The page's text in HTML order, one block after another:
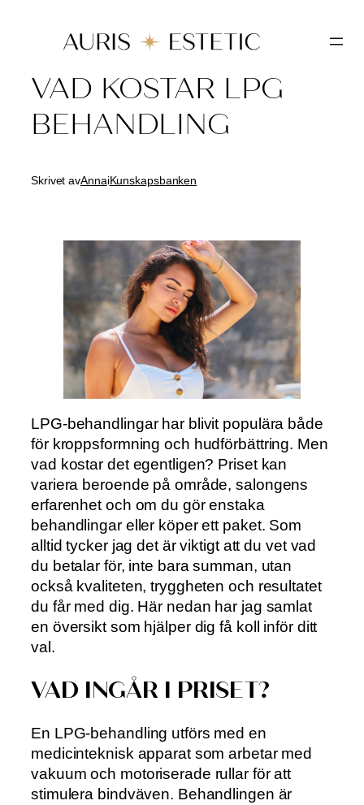
innehåll
VAD KOSTAR LPG
BEHANDLING
Skrivet avAnnaiKunskapsbanken
LPG-behandlingar har blivit populära både
för kroppsformning och hudförbättring. Men
vad kostar det egentligen? Priset kan
variera beroende på område, salongens
erfarenhet och om du gör enstaka
behandlingar eller köper ett paket. Som
alltid tycker jag det är viktigt att du vet vad
du betalar för, inte bara summan, utan
också kvaliteten, tryggheten och resultatet
du får med dig. Här nedan har jag samlat
en översikt som hjälper dig få koll inför ditt
val.
VAD INGÅR I PRISET?
En LPG-behandling utförs med en
medicinteknisk apparat som arbetar med
vakuum och motoriserade rullar för att
stimulera bindväven. Behandlingen är